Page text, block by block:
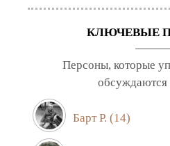
КЛЮЧЕВЫЕ
Персоны, которые
обсуждаются
Барт Р. (14)